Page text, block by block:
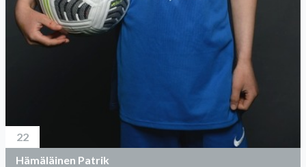
22
Hämäläinen Patrik